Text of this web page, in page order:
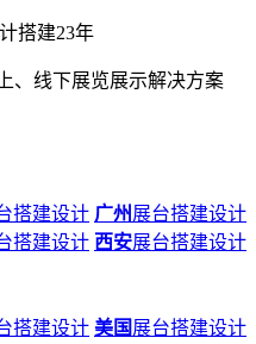
搭建23年
、线下展览展示解决方案
搭建设计 广州展台搭建设计
搭建设计 西安展台搭建设计
搭建设计 美国 展台搭建设计